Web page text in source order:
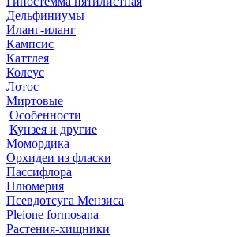
Дельфиниумы
Иланг-иланг
Кампсис
Каттлея
Колеус
Лотос
Миртовые
Особенности
Кунзея и другие
Момордика
Орхидеи из фласки
Пассифлора
Плюмерия
Псевдотсуга Мензиса
Pleione formosana
Растения-хищники